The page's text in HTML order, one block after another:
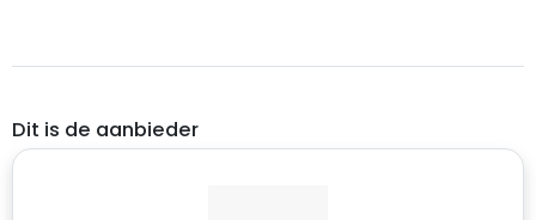
Dit is de aanbieder